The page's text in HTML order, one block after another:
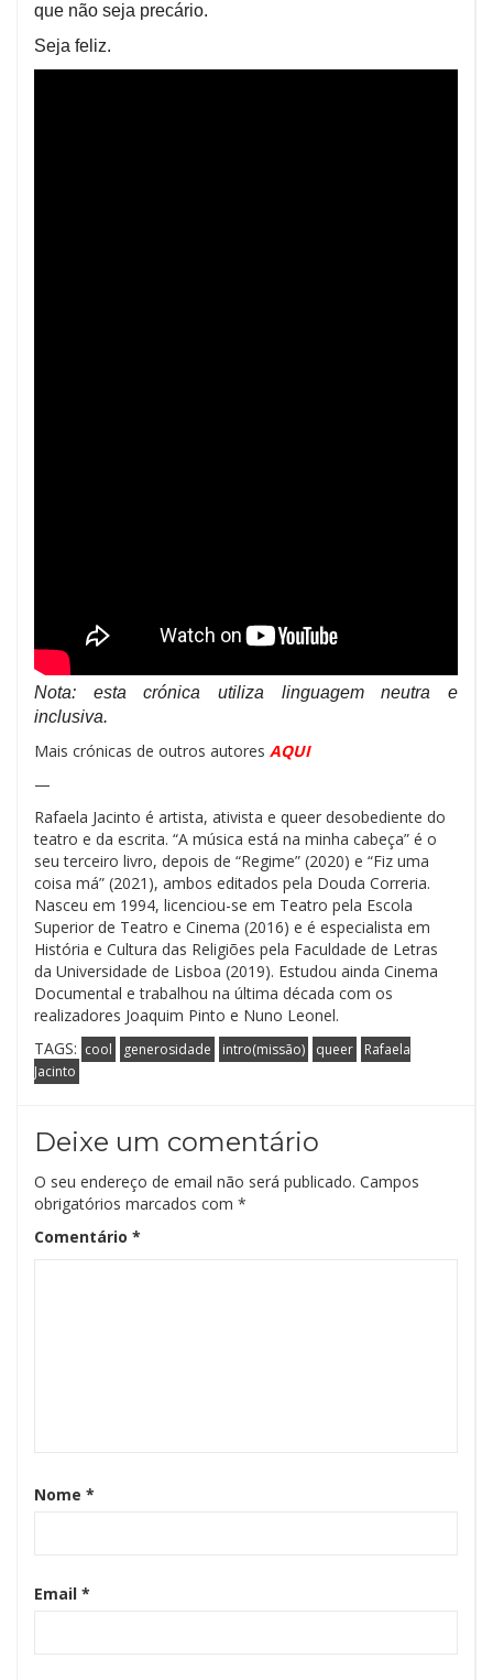
que não seja precário.
Seja feliz.
Nota: esta crónica utiliza linguagem neutra e
inclusiva.
Mais crónicas de outros autores AQUI
—
Rafaela Jacinto é artista, ativista e queer desobediente do
teatro e da escrita. “A música está na minha cabeça” é o
seu terceiro livro, depois de “Regime” (2020) e “Fiz uma
coisa má” (2021), ambos editados pela Douda Correria.
Nasceu em 1994, licenciou-se em Teatro pela Escola
Superior de Teatro e Cinema (2016) e é especialista em
História e Cultura das Religiões pela Faculdade de Letras
da Universidade de Lisboa (2019). Estudou ainda Cinema
Documental e trabalhou na última década com os
realizadores Joaquim Pinto e Nuno Leonel.
TAGS: cool generosidade intro(missão) queer
Rafaela
Jacinto
Deixe um comentário
O seu endereço de email não será publicado. Campos
obrigatórios marcados com *
Comentário *
Nome *
Email *